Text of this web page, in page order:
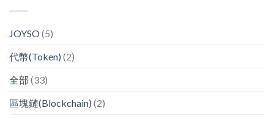
JOYSO(5)
代幣(Token) (2)
全部 (33)
區塊鏈(Blockchain) (2)